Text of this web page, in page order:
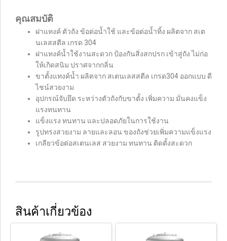
คุณสมบัติ
ฝาแทงค์ ตัวถัง ข้อต่อน้ำใช้ และข้อต่อน้ำทิ้ง ผลิตจาก สเต
นเลสสตีล เกรด 304
ฝาแทงค์น้ำใช้งานสะดวก ป้องกันสิ่งสกปรก เข้าสู่ถัง ไม่ก่อ
ให้เกิดสนิม ปราศจากกลิ่น
ขาตั้งแทงค์น้ำ ผลิตจาก สเตนเลสสตีล เกรด304 ออกแบบ ดี
ไชน์สวยงาม
อุปกรณ์จับยึด ระหว่างตัวถังกับขาตั้ง เพิ่มความ มั่นคงแข็ง
แรงทนทาน
แข็งแรง ทนทาน และปลอดภัยในการใช้งาน
รูปทรงสวยงาม ลายและลอน ของถังช่วยเพิ่มความแข็งแรง
เกลียวข้อต่อสเตนเลส สวยงาม ทนทาน ติดตั้งสะดวก
สินค้าเกี่ยวข้อง